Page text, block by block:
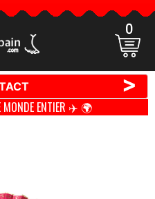
0
>
ENTIER ✈️ 🌍